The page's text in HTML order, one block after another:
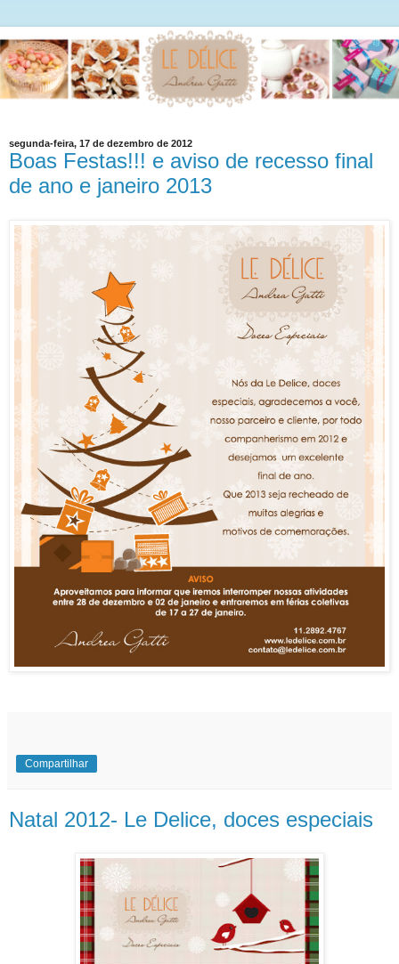
segunda-feira, 17 de dezembro de 2012
Boas Festas!!! e aviso de recesso final
de ano e janeiro 2013
Compartilhar
Natal 2012- Le Delice, doces especiais